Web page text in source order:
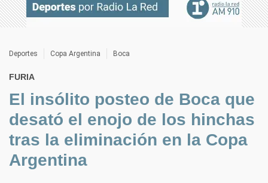
Deportes Copa Argentina Boca
FURIA
El insólito posteo de Boca que
desató el enojo de los hinchas
tras la eliminación en la Copa
Argentina